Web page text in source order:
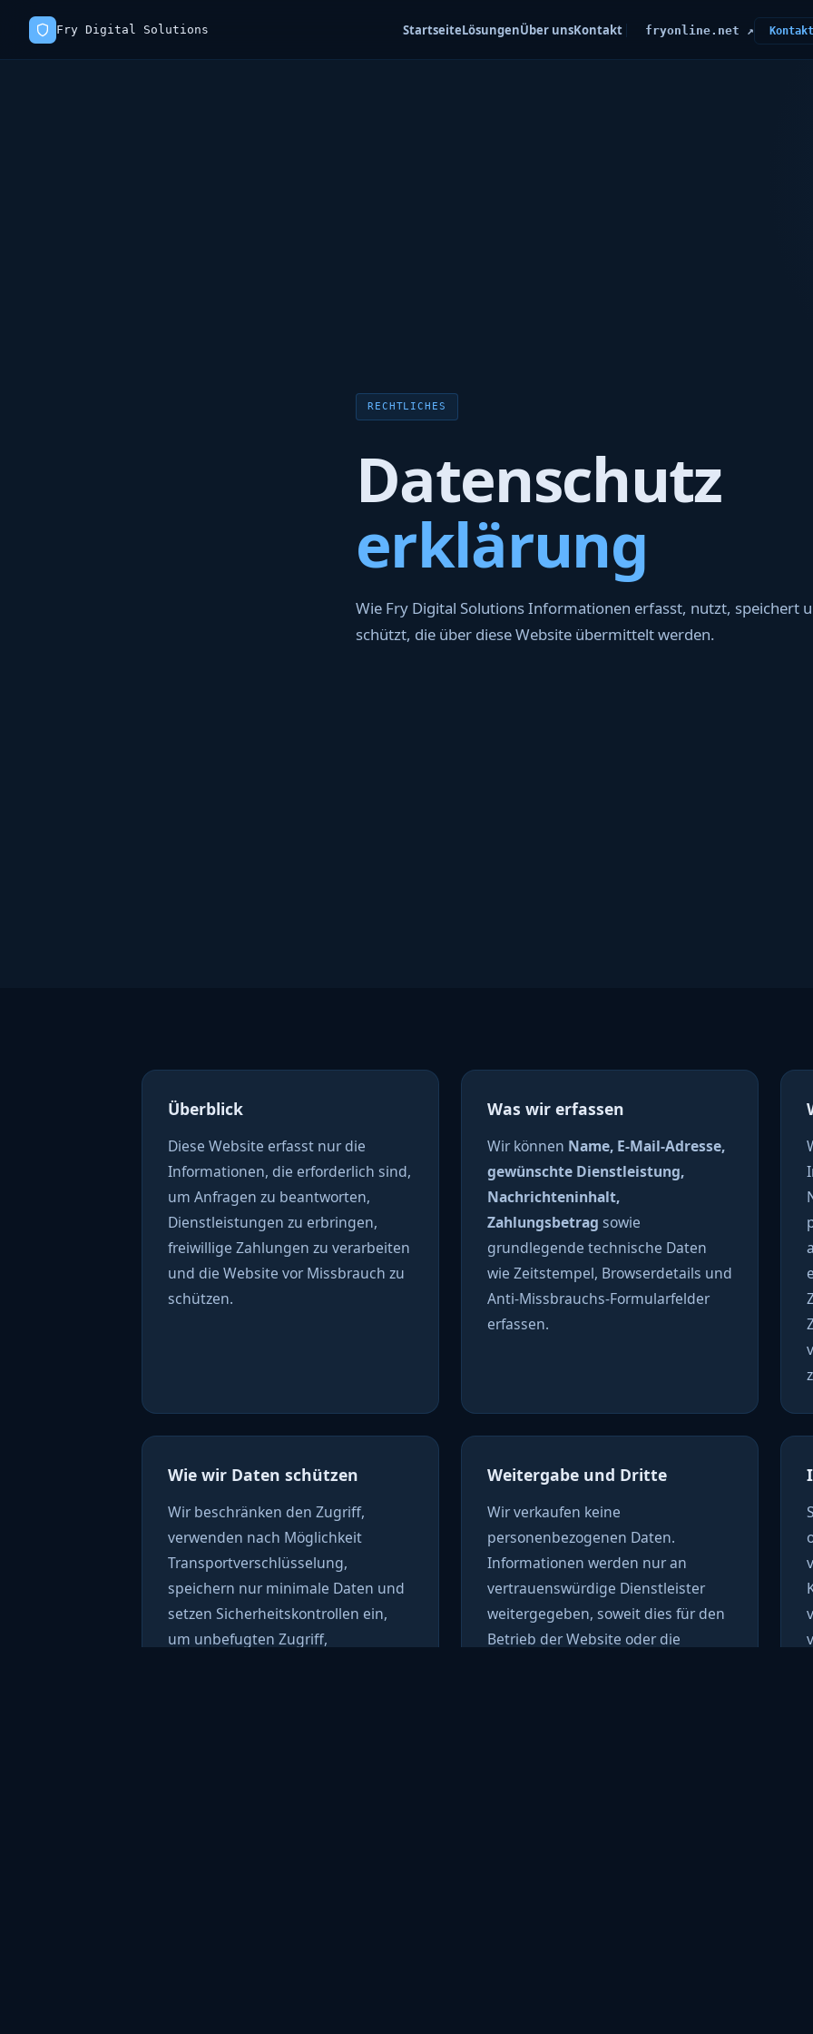
Fry Digital Solutions StartseiteLösungenÜber unsKontakt fryonline.net ↗
RECHTLICHES
Daten­schutz­
erklärung
Wie Fry Digital Solutions Informationen erfasst, nutzt, speichert
schützt, die über diese Website übermittelt werden.
Überblick
Diese Website erfasst nur die
Informationen, die erforderlich sind,
um Anfragen zu beantworten,
Dienstleistungen zu erbringen,
freiwillige Zahlungen zu verarbeiten
und die Website vor Missbrauch zu
schützen.
Was wir erfassen
Wir können Name, E-Mail-Adresse,
gewünschte Dienstleistung,
Nachrichteninhalt,
Zahlungsbetrag sowie
grundlegende technische Daten
wie Zeitstempel, Browserdetails und
Anti-Missbrauchs-Formularfelder
erfassen.
Wie wir Daten schützen
Wir beschränken den Zugriff,
verwenden nach Möglichkeit
Transportverschlüsselung,
speichern nur minimale Daten und
setzen Sicherheitskontrollen ein,
um unbefugten Zugriff,
Weitergabe und Dritte
Wir verkaufen keine
personenbezogenen Daten.
Informationen werden nur an
vertrauenswürdige Dienstleister
weitergegeben, soweit dies für den
Betrieb der Website oder die